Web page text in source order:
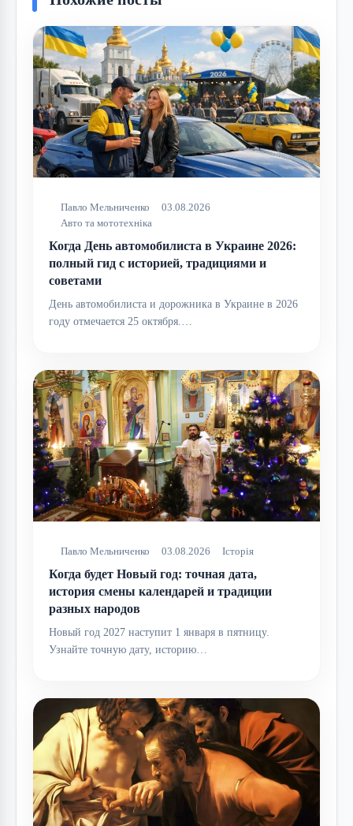
Павло Мельниченко
03.08.2026
Авто та мототехніка
Когда День автомобилиста в Украине 2026:
полный гид с историей, традициями и
советами
День автомобилиста и дорожника в Украине в 2026
году отмечается 25 октября.…
Павло Мельниченко 03.08.2026 Історія
Когда будет Новый год: точная дата,
история смены календарей и традиции
разных народов
Новый год 2027 наступит 1 января в пятницу.
Узнайте точную дату, историю…